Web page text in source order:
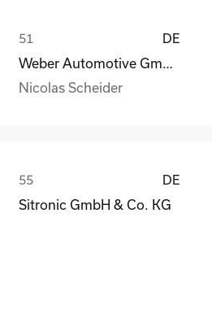
DE
Nicolas Scheider
DE
Sitronic GmbH & Co. KG